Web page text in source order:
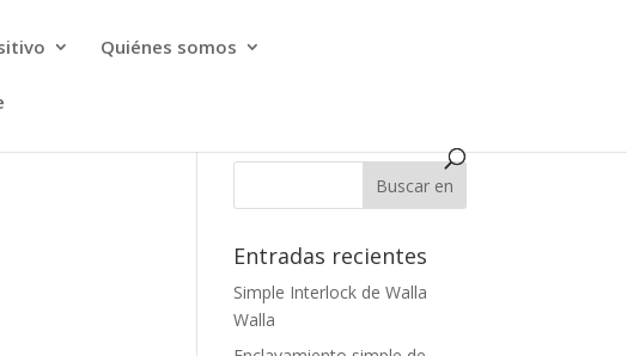
Quiénes somos
Entradas recientes
Simple Interlock de Walla
Walla